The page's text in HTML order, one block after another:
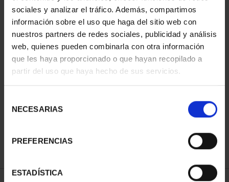
sociales y analizar el tráfico. Además, compartimos
información sobre el uso que haga del sitio web con
nuestros partners de redes sociales, publicidad y análisis
web, quienes pueden combinarla con otra información
que les haya proporcionado o que hayan recopilado a
partir del uso que haya hecho de sus servicios.
NECESARIAS
PREFERENCIAS
ESTADÍSTICA
73,00 €